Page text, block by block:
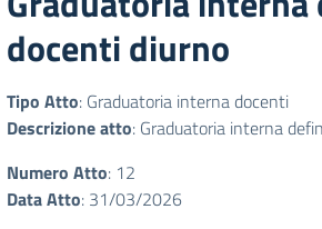
docenti diurno
Tipo Atto: Graduatoria interna docenti
Descrizione atto: Graduatoria interna
Numero Atto: 12
Data Atto: 31/03/2026